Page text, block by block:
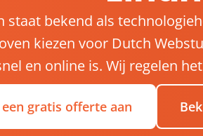
staat bekend als
kiezen voor Dutch
en online is. Wij regelen
een gratis offerte aan